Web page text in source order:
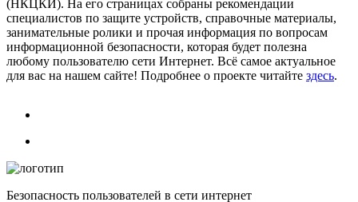
(НКЦКИ). На его страницах собраны рекомендации
специалистов по защите устройств, справочные материалы,
занимательные ролики и прочая информация по вопросам
информационной безопасности, которая будет полезна
любому пользователю сети Интернет. Всё самое актуальное
для вас на нашем сайте! Подробнее о проекте читайте здесь.
Безопасность пользователей в сети интернет